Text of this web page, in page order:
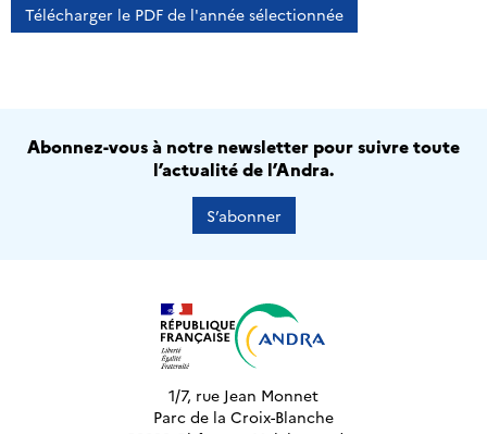
Télécharger le PDF de l'année sélectionnée
Abonnez-vous à notre newsletter pour suivre toute
l’actualité de l’Andra.
S’abonner
1/7, rue Jean Monnet
Parc de la Croix-Blanche